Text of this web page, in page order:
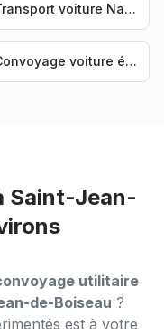
Transport voiture Nantes
Convoyage voiture électrique Nantes
Saint-Jean-
utilitaire
de-Boiseau ?
est à votre